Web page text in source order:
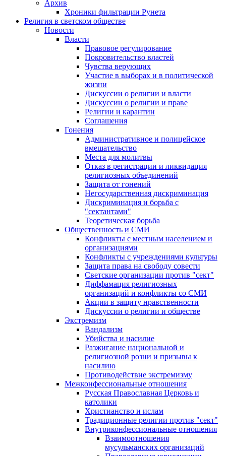
Архив
Хроники фильтрации Рунета
Религия в светском обществе
Новости
Власти
Правовое регулирование
Покровительство властей
Чувства верующих
Участие в выборах и в политической
жизни
Дискуссии о религии и власти
Дискуссии о религии и праве
Религии и карантин
Соглашения
Гонения
Административное и полицейское
вмешательство
Места для молитвы
Отказ в регистрации и ликвидация
религиозных объединений
Защита от гонений
Негосударственная дискриминация
Дискриминация и борьба с
"сектантами"
Теоретическая борьба
Общественность и СМИ
Конфликты с местным населением и
организациями
Конфликты с учреждениями культуры
Защита права на свободу совести
Светские организации против "сект"
Диффамация религиозных
организаций и конфликты со СМИ
Акции в защиту нравственности
Дискуссии о религии и обществе
Экстремизм
Вандализм
Убийства и насилие
Разжигание национальной и
религиозной розни и призывы к
насилию
Противодействие экстремизму
Межконфессиональные отношения
Русская Православная Церковь и
католики
Христианство и ислам
Традиционные религии против "сект"
Внутриконфессиональные отношения
Взаимоотношения
мусульманских организаций